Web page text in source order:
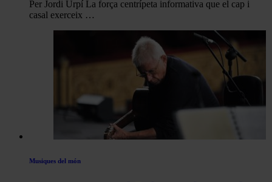
Per Jordi Urpí La força centrípeta informativa que el cap i
casal exerceix …
Musiques del món